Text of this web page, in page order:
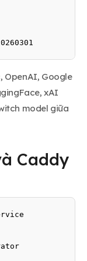
OpenAI, Google
xAI
model giữa
Caddy